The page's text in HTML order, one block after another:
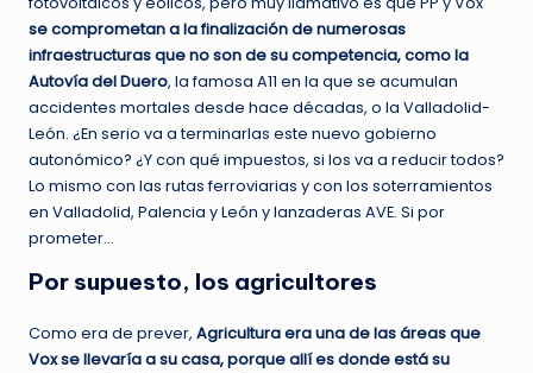
se comprometan a la finalización de numerosas
infraestructuras que no son de su competencia, como la
Autovía del Duero, la famosa A11 en la que se acumulan
accidentes mortales desde hace décadas, o la Valladolid-
León. ¿En serio va a terminarlas este nuevo gobierno
autonómico? ¿Y con qué impuestos, si los va a reducir todos?
Lo mismo con las rutas ferroviarias y con los soterramientos
en Valladolid, Palencia y León y lanzaderas AVE. Si por
prometer…
Por supuesto, los agricultores
Como era de prever, Agricultura era una de las áreas que
Vox se llevaría a su casa, porque allí es donde está su